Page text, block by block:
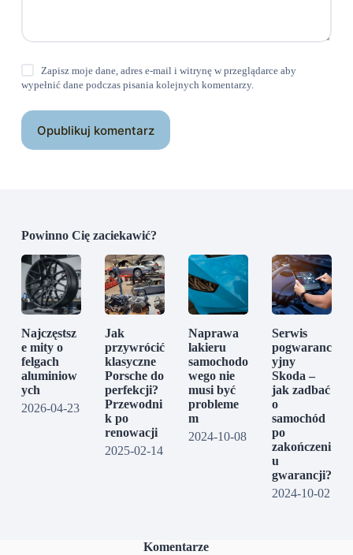
Zapisz moje dane, adres e-mail i witrynę w przeglądarce aby
wypełnić dane podczas pisania kolejnych komentarzy.
Opublikuj komentarz
Powinno Cię zaciekawić?
Najczęstsz
e mity o
felgach
aluminiow
ych
2026-04-23
Jak
przywrócić
klasyczne
Porsche do
perfekcji?
Przewodni
k po
renowacji
2025-02-14
Naprawa
lakieru
samochodo
wego nie
musi być
probleme
m
2024-10-08
Serwis
pogwaranc
yjny
Skoda –
jak zadbać
o
samochód
po
zakończeni
u
gwarancji?
2024-10-02
Komentarze